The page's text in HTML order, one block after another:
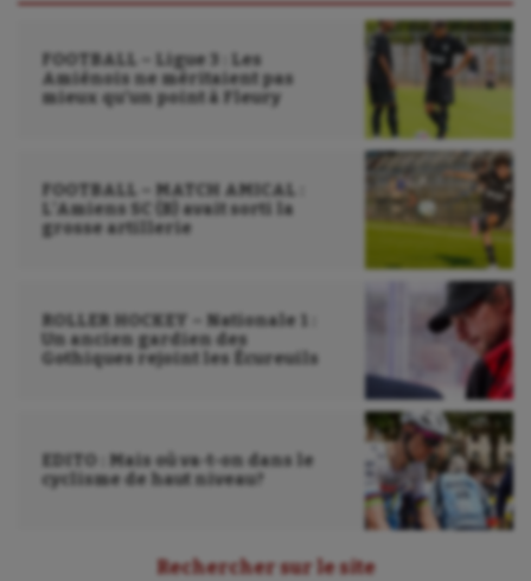
FOOTBALL – Ligue 3 : Les
Amiénois ne méritaient pas
mieux qu’un point à Fleury
FOOTBALL – MATCH AMICAL :
L’Amiens SC (B) avait sorti la
grosse artillerie
ROLLER HOCKEY – Nationale 1 :
Un ancien gardien des
Gothiques rejoint les Écureuils
EDITO : Mais où va-t-on dans le
cyclisme de haut niveau?
Rechercher sur le site